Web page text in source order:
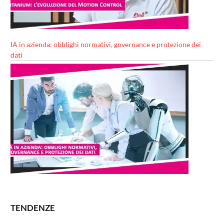
IA in azienda: obblighi normativi, governance e protezione dei
dati
TENDENZE